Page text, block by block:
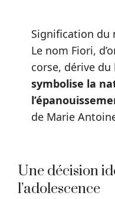
Signification du
Le nom Fiori,
corse, dérive
symbolise la
de Marie
Une décision
l’adolescence